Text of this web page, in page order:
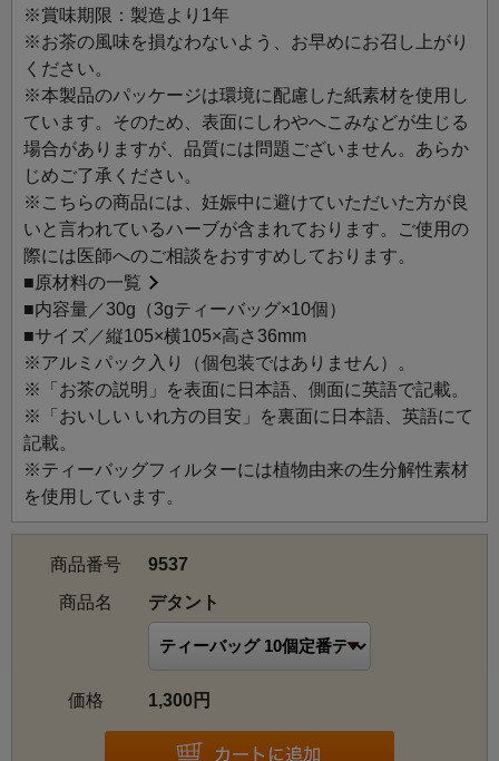
しの方にもおすすめです。
今日の一杯のTisaneが励みになりますように。
自然の恵みそのままに、心や体に寄り添うルピシアのティ
ザンヌ。
日々の生活に自然とのつながりを感じながら、心地よい時
間をお楽しみください。
おすすめのシーン：【リラックス】【グッドナイト】【ビ
ューティー】
デタント：癒やされるカモミールの香りに、フルーティー
な林檎や蜜柑を重ねたハーブブレンド。シナモンが引き立
てる甘美で深い余韻はリラックスタイムにぴったりです。
主なハーブ：ドライアップル、カモミール、シナモン等
※賞味期限：製造より1年
※お茶の風味を損なわないよう、お早めにお召し上がり
ください。
※本製品のパッケージは環境に配慮した紙素材を使用し
ています。そのため、表面にしわやへこみなどが生じる
場合がありますが、品質には問題ございません。あらか
じめご了承ください。
※こちらの商品には、妊娠中に避けていただいた方が良
いと言われているハーブが含まれております。ご使用の
際には医師へのご相談をおすすめしております。
■原材料の一覧
■内容量／30g（3gティーバッグ×10個）
■サイズ／縦105×横105×高さ36mm
※アルミパック入り（個包装ではありません）。
※「お茶の説明」を表面に日本語、側面に英語で記載。
※「おいしい いれ方の目安」を裏面に日本語、英語にて
記載。
※ティーバッグフィルターには植物由来の生分解性素材
を使用しています。
商品番号
9537
商品名
デタント
価格 1,300円